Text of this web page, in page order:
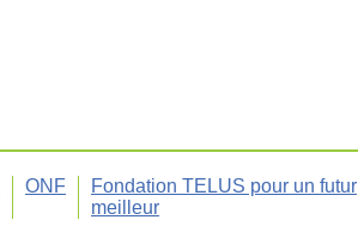
ONF
Fondation TELUS pour un futur
meilleur